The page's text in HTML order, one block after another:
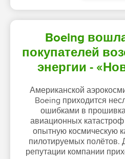
Boeing
покупателей
энергии -
Американской
Boeing приходится
ошибками в
авиационных
опытную космическую
пилотируемых полётов.
репутации компании